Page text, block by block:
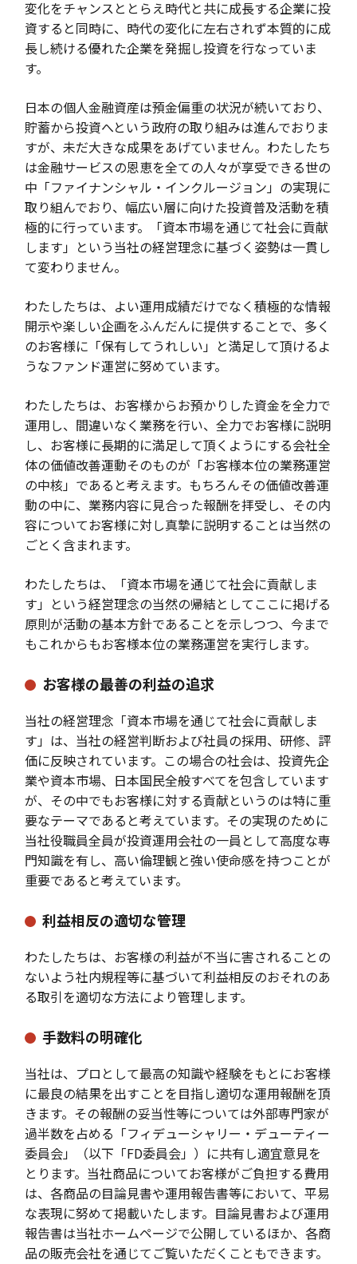
変化をチャンスととらえ時代と共に成長する企業に投
資すると同時に、時代の変化に左右されず本質的に成
長し続ける優れた企業を発掘し投資を行なっていま
す。
日本の個人金融資産は預金偏重の状況が続いており、
貯蓄から投資へという政府の取り組みは進んでおりま
すが、未だ大きな成果をあげていません。わたしたち
は金融サービスの恩恵を全ての人々が享受できる世の
中「ファイナンシャル・インクルージョン」の実現に
取り組んでおり、幅広い層に向けた投資普及活動を積
極的に行っています。「資本市場を通じて社会に貢献
します」という当社の経営理念に基づく姿勢は一貫し
て変わりません。
わたしたちは、よい運用成績だけでなく積極的な情報
開示や楽しい企画をふんだんに提供することで、多く
のお客様に「保有してうれしい」と満足して頂けるよ
うなファンド運営に努めています。
わたしたちは、お客様からお預かりした資金を全力で
運用し、間違いなく業務を行い、全力でお客様に説明
し、お客様に長期的に満足して頂くようにする会社全
体の価値改善運動そのものが「お客様本位の業務運営
の中核」であると考えます。もちろんその価値改善運
動の中に、業務内容に見合った報酬を拝受し、その内
容についてお客様に対し真摯に説明することは当然の
ごとく含まれます。
わたしたちは、「資本市場を通じて社会に貢献しま
す」という経営理念の当然の帰結としてここに掲げる
原則が活動の基本方針であることを示しつつ、今まで
もこれからもお客様本位の業務運営を実行します。
お客様の最善の利益の追求
当社の経営理念「資本市場を通じて社会に貢献しま
す」は、当社の経営判断および社員の採用、研修、評
価に反映されています。この場合の社会は、投資先企
業や資本市場、日本国民全般すべてを包含しています
が、その中でもお客様に対する貢献というのは特に重
要なテーマであると考えています。その実現のために
当社役職員全員が投資運用会社の一員として高度な専
門知識を有し、高い倫理観と強い使命感を持つことが
重要であると考えています。
利益相反の適切な管理
わたしたちは、お客様の利益が不当に害されることの
ないよう社内規程等に基づいて利益相反のおそれのあ
る取引を適切な方法により管理します。
手数料の明確化
当社は、プロとして最高の知識や経験をもとにお客様
に最良の結果を出すことを目指し適切な運用報酬を頂
きます。その報酬の妥当性等については外部専門家が
過半数を占める「フィデューシャリー・デューティー
委員会」（以下「FD委員会」）に共有し適宜意見を
とります。当社商品についてお客様がご負担する費用
は、各商品の目論見書や運用報告書等において、平易
な表現に努めて掲載いたします。目論見書および運用
報告書は当社ホームページで公開しているほか、各商
品の販売会社を通じてご覧いただくこともできます。